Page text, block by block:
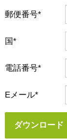
郵便番号
国
電話番号
Eメール
ダウンロード